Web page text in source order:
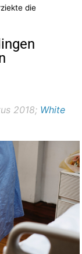
die
2018; White